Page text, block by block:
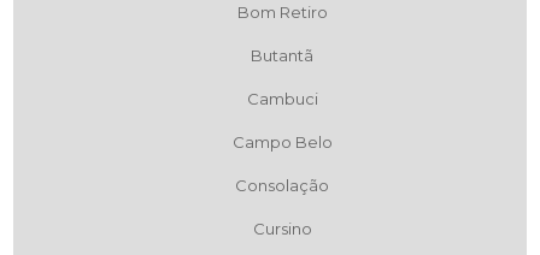
Bom Retiro
Butantã
Cambuci
Campo Belo
Consolação
Cursino